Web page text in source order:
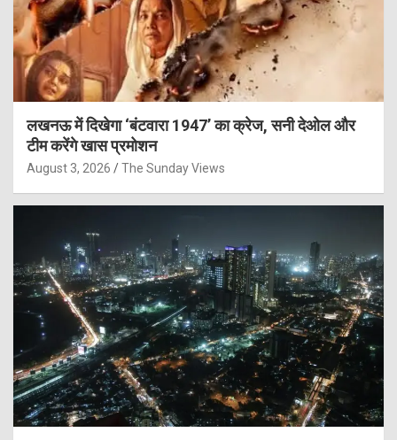
लखनऊ में दिखेगा ‘बंटवारा 1947’ का क्रेज, सनी देओल और
टीम करेंगे खास प्रमोशन
August 3, 2026 The Sunday Views